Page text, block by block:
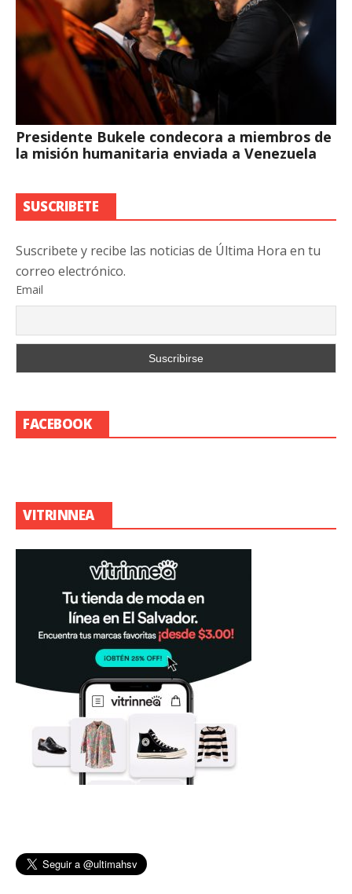
Presidente Bukele condecora a miembros de
la misión humanitaria enviada a Venezuela
SUSCRIBETE
Suscribete y recibe las noticias de Última Hora en tu
correo electrónico.
Email
FACEBOOK
VITRINNEA